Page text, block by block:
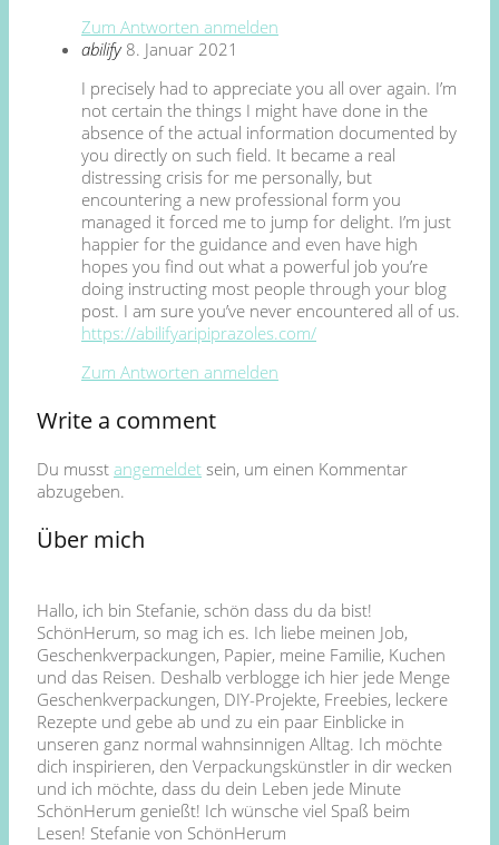
Zum Antworten anmelden
abilify 8. Januar 2021
I precisely had to appreciate you all over again. I’m
not certain the things I might have done in the
absence of the actual information documented by
you directly on such field. It became a real
distressing crisis for me personally, but
encountering a new professional form you
managed it forced me to jump for delight. I’m just
happier for the guidance and even have high
hopes you find out what a powerful job you’re
doing instructing most people through your blog
post. I am sure you’ve never encountered all of us.
https://abilifyaripiprazoles.com/
Zum Antworten anmelden
Write a comment
Du musst angemeldet sein, um einen Kommentar
abzugeben.
Über mich
Hallo, ich bin Stefanie, schön dass du da bist!
SchönHerum, so mag ich es. Ich liebe meinen Job,
Geschenkverpackungen, Papier, meine Familie, Kuchen
und das Reisen. Deshalb verblogge ich hier jede Menge
Geschenkverpackungen, DIY-Projekte, Freebies, leckere
Rezepte und gebe ab und zu ein paar Einblicke in
unseren ganz normal wahnsinnigen Alltag. Ich möchte
dich inspirieren, den Verpackungskünstler in dir wecken
und ich möchte, dass du dein Leben jede Minute
SchönHerum genießt! Ich wünsche viel Spaß beim
Lesen! Stefanie von SchönHerum